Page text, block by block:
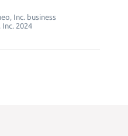
Inc. business
2024